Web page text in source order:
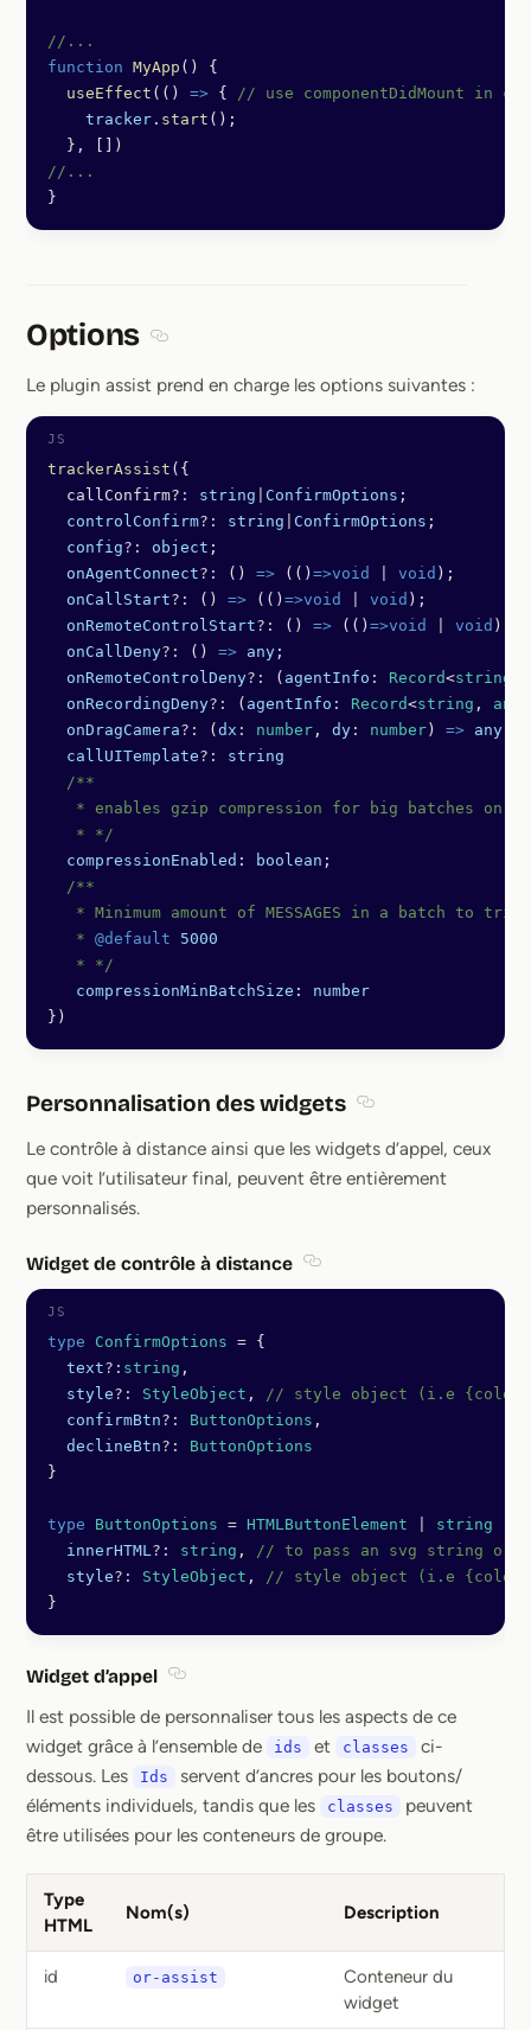
//...
function MyApp () {
  useEffect
(() => { // use componentDidMount in
    tracker
. start ();
  }, [])
//...
}
Options
Le plugin assist prend en charge les options suivantes :
trackerAssist ({
  callConfirm?
: string ConfirmOptions ;
  controlConfirm
?: string ConfirmOptions ;
  config
?: object ;
  onAgentConnect
?: () => (() =>void void );
  onCallStart
?: () => (() =>void void );
  onRemoteControlStart
?: () => (() =>void void );
  onCallDeny
?: () => any ;
  onRemoteControlDeny
?: ( agentInfo : Record<string
  onRecordingDeny
?: ( agentInfo : Record<string , any
  onDragCamera
?: ( dx : number , dy : number ) => any
  callUITemplate
?:
string
  /**
* enables gzip compression for big batches on
   * */
  compressionEnabled
: boolean ;
  /**
* Minimum amount of MESSAGES in a batch to
   *
@default 5000
   * */
   compressionMinBatchSize
: number
})
Personnalisation des widgets
Le contrôle à distance ainsi que les widgets d’appel, ceux
que voit l’utilisateur final, peuvent être entièrement
personnalisés.
Widget de contrôle à distance
type ConfirmOptions = {
  text
?: string ,
  style
?: StyleObject , // style object (i.e {color:
  confirmBtn
?: ButtonOptions ,
  declineBtn
?:
ButtonOptions
}
type ButtonOptions = HTMLButtonElement string
  innerHTML
?: string , // to pass an svg string or
  style
?: StyleObject , // style object (i.e {color:
}
Widget d’appel
Il est possible de personnaliser tous les aspects de ce
widget grâce à l’ensemble de
ids et classes
ci-
dessous. Les
Ids
servent d’ancres pour les boutons/
éléments individuels, tandis que les
classes
peuvent
être utilisées pour les conteneurs de groupe.
Type
HTML
Nom(s) Description
id or-assist
Conteneur du
widget